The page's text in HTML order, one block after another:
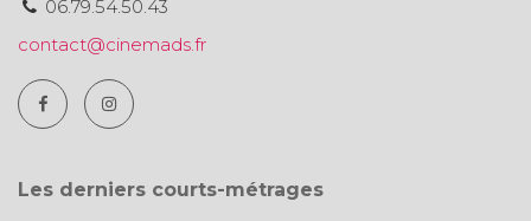
06.79.54.50.43
contact@cinemads.fr
Les derniers courts-métrages